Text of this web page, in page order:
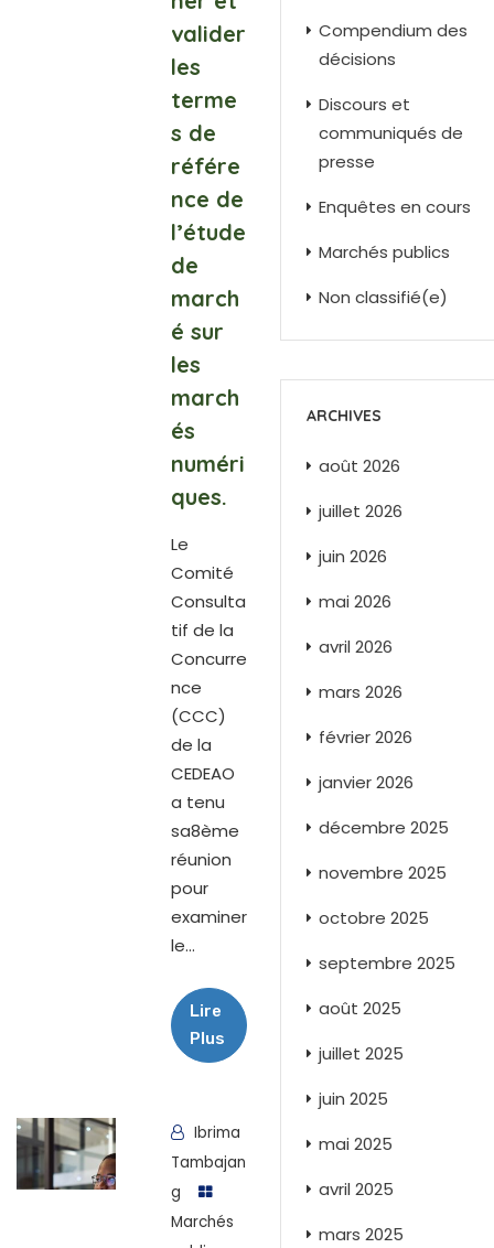
valider
les
terme
s de
référe
nce de
l’étude
de
march
é sur
les
march
és
numéri
ques.
Le
Comité
Consulta
tif de la
Concurre
nce
(CCC)
de la
CEDEAO
a tenu
sa8ème
réunion
pour
examiner
le...
Lire
Plus
Ibrima
Tambajan
g
Marchés
Compendium des
décisions
Discours et
communiqués de
presse
Enquêtes en cours
Marchés publics
Non classifié(e)
ARCHIVES
août 2026
juillet 2026
juin 2026
mai 2026
avril 2026
mars 2026
février 2026
janvier 2026
décembre 2025
novembre 2025
octobre 2025
septembre 2025
août 2025
juillet 2025
juin 2025
mai 2025
avril 2025
mars 2025